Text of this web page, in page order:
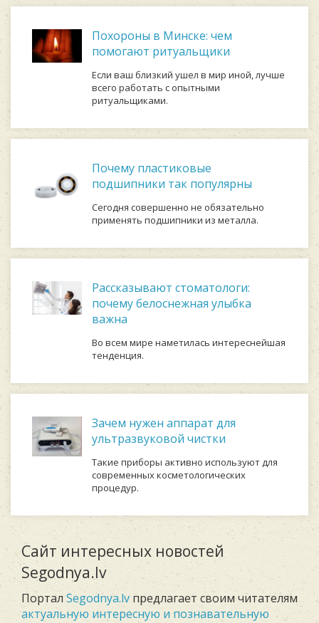
Похороны в Минске: чем
помогают ритуальщики
Если ваш близкий ушел в мир иной, лучше
всего работать с опытными
ритуальщиками.
Почему пластиковые
подшипники так популярны
Сегодня совершенно не обязательно
применять подшипники из металла.
Рассказывают стоматологи:
почему белоснежная улыбка
важна
Во всем мире наметилась интереснейшая
тенденция.
Зачем нужен аппарат для
ультразвуковой чистки
Такие приборы активно используют для
современных косметологических
процедур.
Сайт интересных новостей
Segodnya.lv
Портал Segodnya.lv предлагает своим читателям
актуальную интересную и познавательную